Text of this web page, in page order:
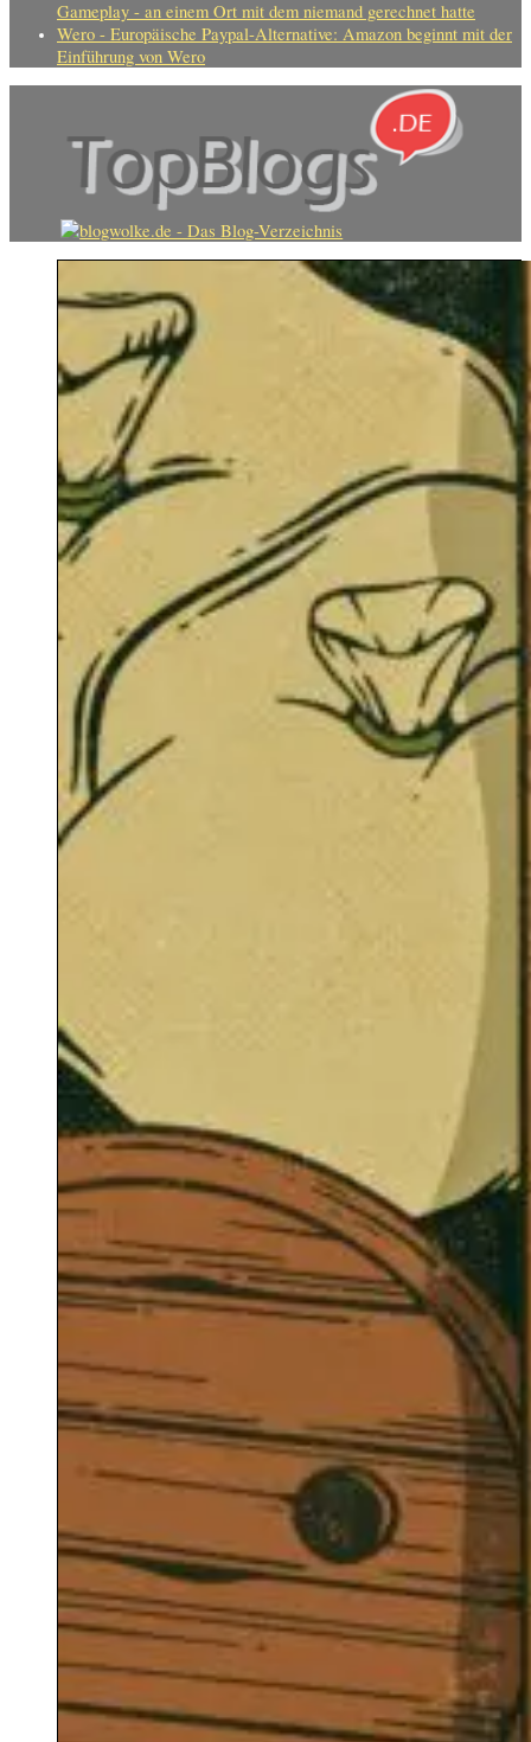
Gameplay - an einem Ort mit dem niemand gerechnet hatte
Wero - Europäische Paypal-Alternative: Amazon beginnt mit der
Einführung von Wero